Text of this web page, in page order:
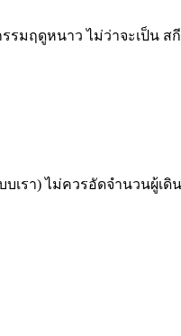
ฤดูหนาว ไม่ว่าจะเป็น สกี
า) ไม่ควรอัดจำนวนผู้เดิน